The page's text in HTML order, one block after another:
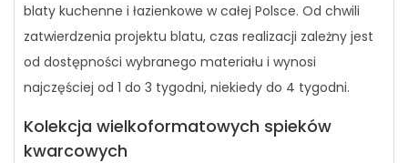
blaty kuchenne i łazienkowe w całej Polsce. Od chwili
zatwierdzenia projektu blatu, czas realizacji zależny jest
od dostępności wybranego materiału i wynosi
najczęściej od 1 do 3 tygodni, niekiedy do 4 tygodni.
Kolekcja wielkoformatowych spieków
kwarcowych